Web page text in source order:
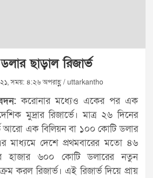
ছাড়াল রিজার্ভ
সময়: ৪:২৬ অপরাহ্ণ / uttarkantho
করোনার মধ্যেও একের পর এক
মুদ্রার রিজার্ভে। মাত্র ২৬ দিনের
আরো এক বিলিয়ন বা ১০০ কোটি ডলার
মাধ্যমে দেশে প্রথমবারের মতো ৪৬
হাজার ৬০০ কোটি ডলারের নতুন
করল রিজার্ভ। এই রিজার্ভ দিয়ে প্রায়